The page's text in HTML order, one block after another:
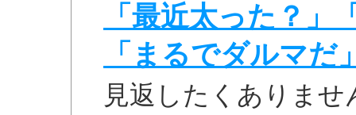
「最近太った？
「まるでダルマだ
見返したくありま